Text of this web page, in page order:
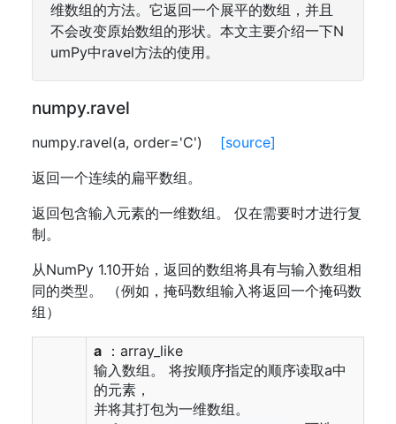
维数组的方法。它返回一个展平的数组，并且
不会改变原始数组的形状。本文主要介绍一下N
umPy中ravel方法的使用。
numpy.ravel
numpy.ravel(a, order='C') [source]
返回一个连续的扁平数组。
返回包含输入元素的一维数组。 仅在需要时才进行复
制。
从NumPy 1.10开始，返回的数组将具有与输入数组相
同的类型。 （例如，掩码数组输入将返回一个掩码数
组）
a ：array_like
输入数组。 将按顺序指定的顺序读取a中
的元素，
并将其打包为一维数组。